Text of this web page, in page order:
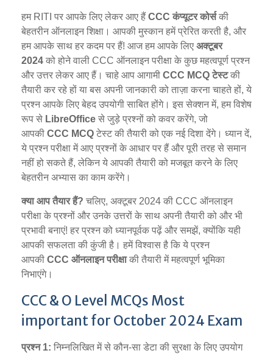
हम RITI पर आपके लिए लेकर आए हैं CCC कंप्यूटर कोर्सकी
बेहतरीन ऑनलाइन शिक्षा। आपकी मुस्कान हमें प्रेरित करती है, और
हम आपके साथ हर कदम पर हैं! आज हम आपके लिए अक्टूबर
2024 को होने वाली CCC ऑनलाइन परीक्षा के कुछ महत्वपूर्ण प्रश्न
और उत्तर लेकर आए हैं। चाहे आप आगामी CCC MCQ टेस्टकी
तैयारी कर रहे हों या बस अपनी जानकारी को ताज़ा करना चाहते हों, ये
प्रश्न आपके लिए बेहद उपयोगी साबित होंगे। इस सेक्शन में, हम विशेष
रूप से LibreOffice से जुड़े प्रश्नों को कवर करेंगे, जो
आपकी CCC MCQ टेस्ट की तैयारी को एक नई दिशा देंगे। ध्यान दें,
ये प्रश्न परीक्षा में आए प्रश्नों के आधार पर हैं और पूरी तरह से समान
नहीं हो सकते हैं, लेकिन ये आपकी तैयारी को मजबूत करने के लिए
बेहतरीन अभ्यास का काम करेंगे।
क्या आप तैयार हैं? चलिए, अक्टूबर 2024 की CCC ऑनलाइन
परीक्षा के प्रश्नों और उनके उत्तरों के साथ अपनी तैयारी को और भी
प्रभावी बनाएं! हर प्रश्न को ध्यानपूर्वक पढ़ें और समझें, क्योंकि यही
आपकी सफलता की कुंजी है। हमें विश्वास है कि ये प्रश्न
आपकी CCC ऑनलाइन परीक्षाकी तैयारी में महत्वपूर्ण भूमिका
निभाएंगे।
CCC & O Level MCQs Most
important for October 2024 Exam
प्रश्न 1: निम्नलिखित में से कौन-सा डेटा की सुरक्षा के लिए उपयोग